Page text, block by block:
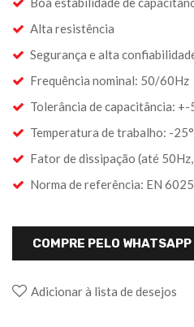
Alta resistência
Segurança e alta
Frequência nominal: 50/60Hz
Tolerância de capacitância: +-
Temperatura de trabalho: -
Fator de dissipação (até
Norma de referência: EN
COMPRE PELO WHATSAPP
Adicionar à lista de desejos